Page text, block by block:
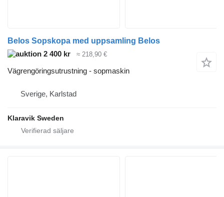
Belos Sopskopa med uppsamling Belos
2 400 kr
≈ 218,90 €
Vägrengöringsutrustning - sopmaskin
Sverige, Karlstad
Klaravik Sweden